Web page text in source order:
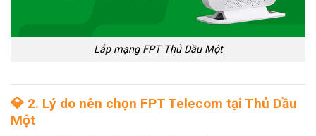
Lắp mạng FPT Thủ Dầu Một
💎 2. Lý do nên chọn FPT Telecom tại Thủ Dầu
Một